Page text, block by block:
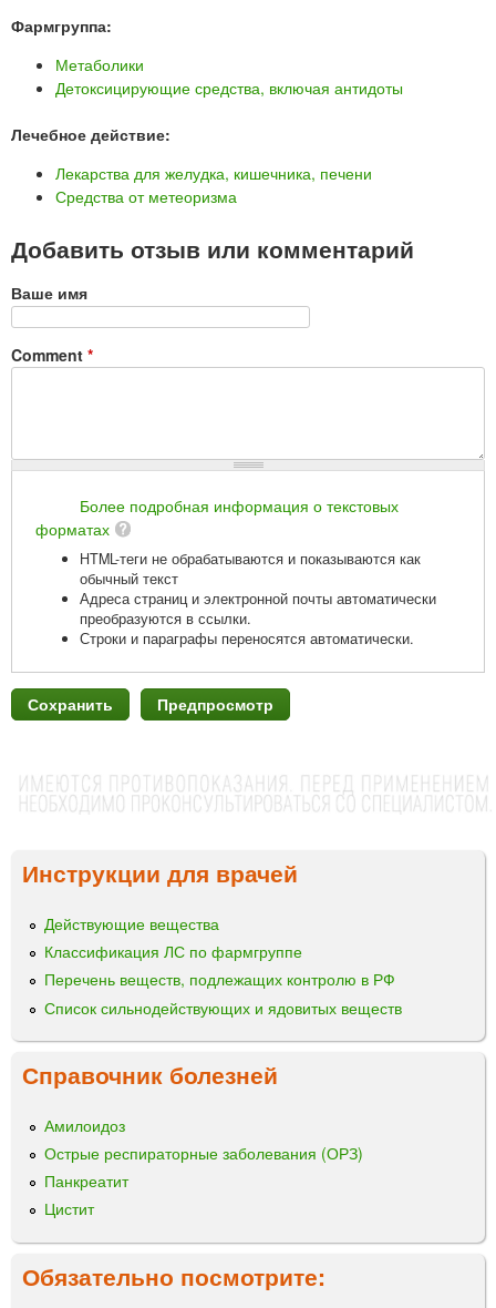
Фармгруппа:
Метаболики
Детоксицирующие средства, включая антидоты
Лечебное действие:
Лекарства для желудка, кишечника, печени
Средства от метеоризма
Добавить отзыв или комментарий
Ваше имя
Comment *
Более подробная информация о текстовых
форматах
HTML-теги не обрабатываются и показываются как
обычный текст
Адреса страниц и электронной почты автоматически
преобразуются в ссылки.
Строки и параграфы переносятся автоматически.
Инструкции для врачей
Действующие вещества
Классификация ЛС по фармгруппе
Перечень веществ, подлежащих контролю в РФ
Список сильнодействующих и ядовитых веществ
Справочник болезней
Амилоидоз
Острые респираторные заболевания (ОРЗ)
Панкреатит
Цистит
Обязательно посмотрите: